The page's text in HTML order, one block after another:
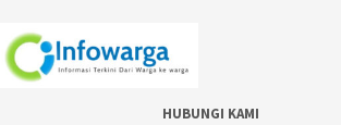
HUBUNGI KAMI